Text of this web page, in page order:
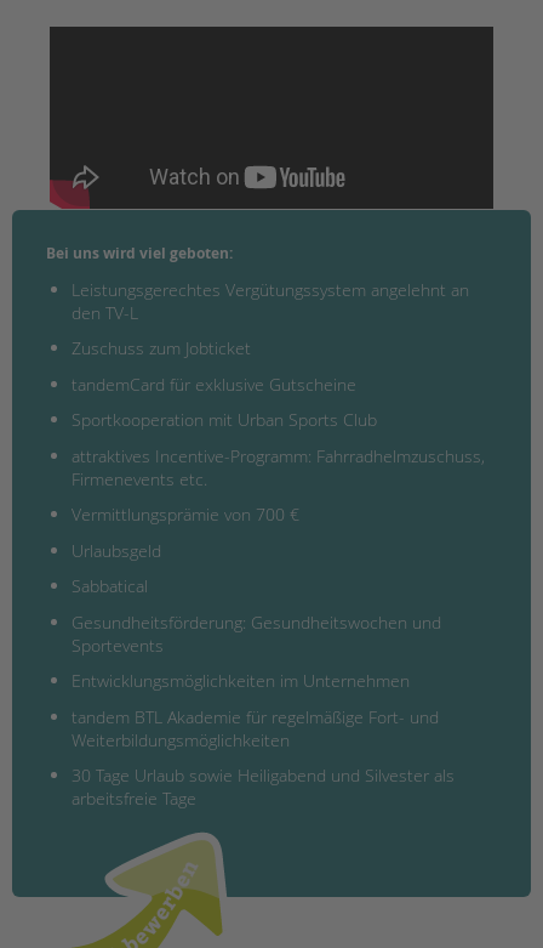
Bei uns wird viel geboten:
Leistungsgerechtes Vergütungssystem angelehnt an
den TV-L
Zuschuss zum Jobticket
tandemCard für exklusive Gutscheine
Sportkooperation mit Urban Sports Club
attraktives Incentive-Programm: Fahrradhelmzuschuss,
Firmenevents etc.
Vermittlungsprämie von 700 €
Urlaubsgeld
Sabbatical
Gesundheitsförderung: Gesundheitswochen und
Sportevents
Entwicklungsmöglichkeiten im Unternehmen
tandem BTL Akademie für regelmäßige Fort- und
Weiterbildungsmöglichkeiten
30 Tage Urlaub sowie Heiligabend und Silvester als
arbeitsfreie Tage